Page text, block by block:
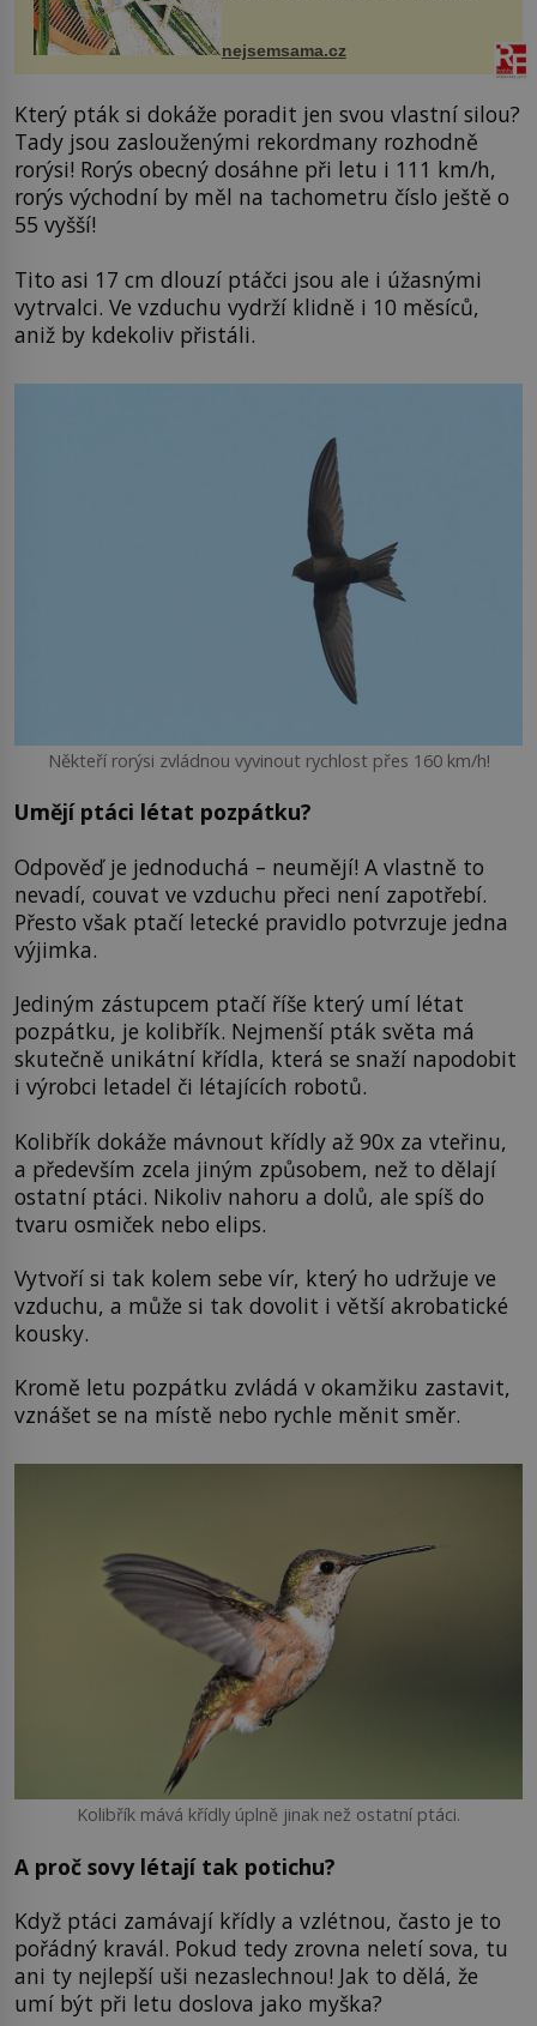
vlasy. ...
nejsemsama.cz
Který pták si dokáže poradit jen svou vlastní silou?
Tady jsou zaslouženými rekordmany rozhodně
rorýsi! Rorýs obecný dosáhne při letu i 111 km/h,
rorýs východní by měl na tachometru číslo ještě o
55 vyšší!
Tito asi 17 cm dlouzí ptáčci jsou ale i úžasnými
vytrvalci. Ve vzduchu vydrží klidně i 10 měsíců,
aniž by kdekoliv přistáli.
Někteří rorýsi zvládnou vyvinout rychlost přes 160 km/h!
Umějí ptáci létat pozpátku?
Odpověď je jednoduchá – neumějí! A vlastně to
nevadí, couvat ve vzduchu přeci není zapotřebí.
Přesto však ptačí letecké pravidlo potvrzuje jedna
výjimka.
Jediným zástupcem ptačí říše který umí létat
pozpátku, je kolibřík. Nejmenší pták světa má
skutečně unikátní křídla, která se snaží napodobit
i výrobci letadel či létajících robotů.
Kolibřík dokáže mávnout křídly až 90x za vteřinu,
a především zcela jiným způsobem, než to dělají
ostatní ptáci. Nikoliv nahoru a dolů, ale spíš do
tvaru osmiček nebo elips.
Vytvoří si tak kolem sebe vír, který ho udržuje ve
vzduchu, a může si tak dovolit i větší akrobatické
kousky.
Kromě letu pozpátku zvládá v okamžiku zastavit,
vznášet se na místě nebo rychle měnit směr.
Kolibřík mává křídly úplně jinak než ostatní ptáci.
A proč sovy létají tak potichu?
Když ptáci zamávají křídly a vzlétnou, často je to
pořádný kravál. Pokud tedy zrovna neletí sova, tu
ani ty nejlepší uši nezaslechnou! Jak to dělá, že
umí být při letu doslova jako myška?